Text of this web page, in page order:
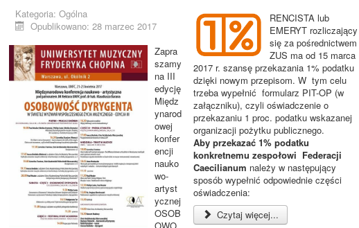
Kategoria:Ogólna
Opublikowano: 28 marzec 2017
Zapra
szamy
na III
edycję
Międz
ynarod
owej
konfer
encji
nauko
wo-
artyst
ycznej
OSOB
RENCISTA lub
EMERYT rozliczający
się za pośrednictwem
ZUS ma od 15 marca
2017 r. szansę przekazania 1% podatku
dzięki nowym przepisom. W tym celu
trzeba wypełnić formularz PIT-OP (w
załączniku), czyli oświadczenie o
przekazaniu 1 proc. podatku wskazanej
organizacji pożytku publicznego.
Aby przekazać 1% podatku
konkretnemu zespołowi Federacji
Caecilianum należy w następujący
sposób wypełnić odpowiednie części
oświadczenia:
Czytaj więcej...